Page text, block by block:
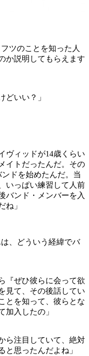
ツのことを知った人
か説明してもらえます
どいい？」
ヴィッドが14歳くらい
イトだったんだ。その
ドを始めたんだ。当
いっぱい練習して人前
バンド・メンバーを入
ね」
、どういう経緯でバ
『ぜひ彼らに会って欲
見て、その後話してい
とを知って、彼らとな
加入したの」
ら注目していて、絶対
と思ったんだよね」